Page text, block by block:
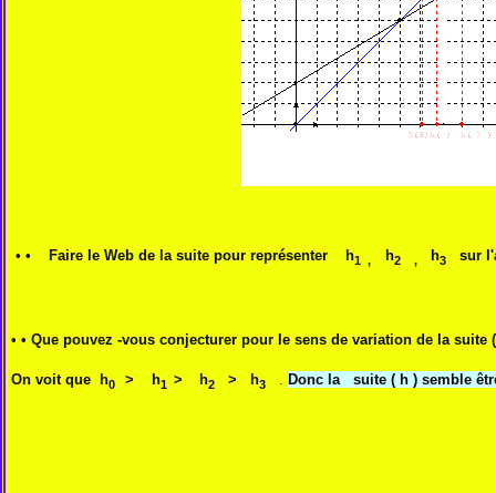
• • Faire le Web de la suite pour représenter h1 , h2 , h3 sur
• • Que pouvez -vous conjecturer pour le sens de variation de la suite
On voit que h0 > h1 > h2 > h3 . Donc la suite ( h ) semble